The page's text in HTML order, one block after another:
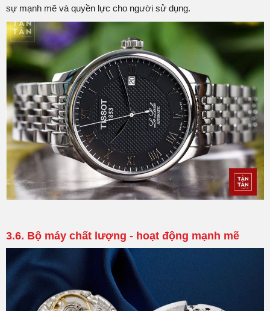
sự mạnh mẽ và quyền lực cho người sử dụng.
3.6. Bộ máy chất lượng - hoạt động mạnh mẽ